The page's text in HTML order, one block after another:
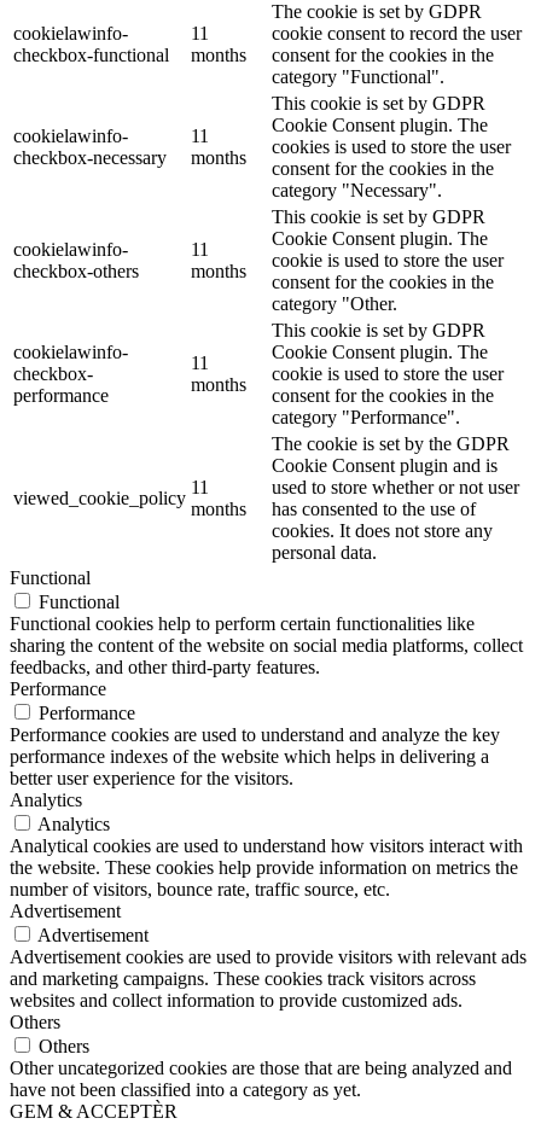
cookielawinfo-
checkbox-functional
11
months
The cookie is set by GDPR
cookie consent to record the user
consent for the cookies in the
category "Functional".
cookielawinfo-
checkbox-necessary
11
months
This cookie is set by GDPR
Cookie Consent plugin. The
cookies is used to store the user
consent for the cookies in the
category "Necessary".
cookielawinfo-
checkbox-others
11
months
This cookie is set by GDPR
Cookie Consent plugin. The
cookie is used to store the user
consent for the cookies in the
category "Other.
cookielawinfo-
checkbox-
performance
11
months
This cookie is set by GDPR
Cookie Consent plugin. The
cookie is used to store the user
consent for the cookies in the
category "Performance".
viewed_cookie_policy
11
months
The cookie is set by the GDPR
Cookie Consent plugin and is
used to store whether or not user
has consented to the use of
cookies. It does not store any
personal data.
Functional
Functional
Functional cookies help to perform certain functionalities like
sharing the content of the website on social media platforms, collect
feedbacks, and other third-party features.
Performance
Performance
Performance cookies are used to understand and analyze the key
performance indexes of the website which helps in delivering a
better user experience for the visitors.
Analytics
Analytics
Analytical cookies are used to understand how visitors interact with
the website. These cookies help provide information on metrics the
number of visitors, bounce rate, traffic source, etc.
Advertisement
Advertisement
Advertisement cookies are used to provide visitors with relevant ads
and marketing campaigns. These cookies track visitors across
websites and collect information to provide customized ads.
Others
Others
Other uncategorized cookies are those that are being analyzed and
have not been classified into a category as yet.
GEM & ACCEPTÈR